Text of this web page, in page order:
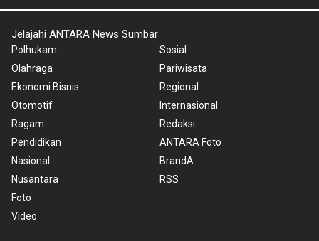
Jelajahi ANTARA News Sumbar
Polhukam
Olahraga
Ekonomi Bisnis
Otomotif
Ragam
Pendidikan
Nasional
Nusantara
Foto
Video
Sosial
Pariwisata
Regional
Internasional
Redaksi
ANTARA Foto
BrandA
RSS